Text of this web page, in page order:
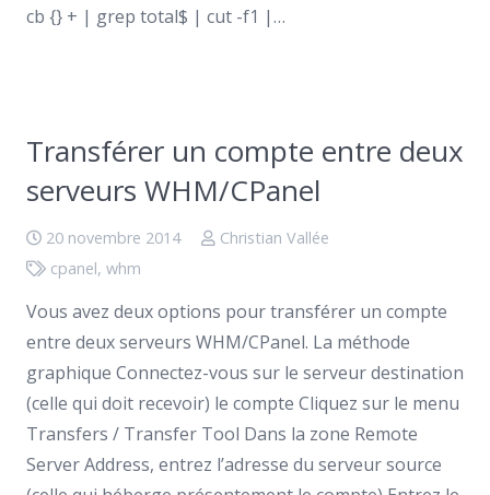
cb {} + | grep total$ | cut -f1 |…
Transférer un compte entre deux
serveurs WHM/CPanel
20 novembre 2014
Christian Vallée
cpanel, whm
Vous avez deux options pour transférer un compte
entre deux serveurs WHM/CPanel. La méthode
graphique Connectez-vous sur le serveur destination
(celle qui doit recevoir) le compte Cliquez sur le menu
Transfers / Transfer Tool Dans la zone Remote
Server Address, entrez l’adresse du serveur source